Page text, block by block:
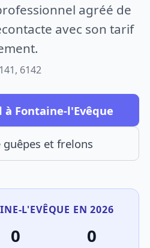
agréé de
avec son tarif
6142
Fontaine-l'Evêque
guêpes et frelons
L'EVÊQUE EN 2026
0 0